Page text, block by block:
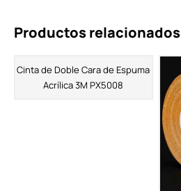
Productos relacionados
Cinta de Doble Cara de Espuma
Acrílica 3M PX5008